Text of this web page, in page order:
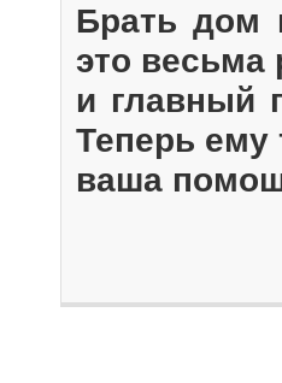
Брать дом
это весьма
и главный
Теперь ему
ваша